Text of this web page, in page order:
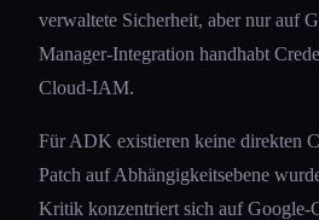
verwaltete Sicherheit, aber nur auf
Manager-Integration handhabt
Cloud-IAM.
Für ADK existieren keine direkten
Patch auf Abhängigkeitsebene
Kritik konzentriert sich auf Google-